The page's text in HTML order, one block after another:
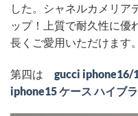
した。シャネルカメリア
ップ！上質で耐久性に優
長くご愛用いただけます。
第四は gucci iphone16/
iphone15 ケース ハイブ